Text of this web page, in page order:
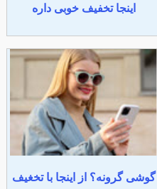
اینجا تخفیف خوبی داره
گوشی گرونه؟ از اینجا با تخغیف